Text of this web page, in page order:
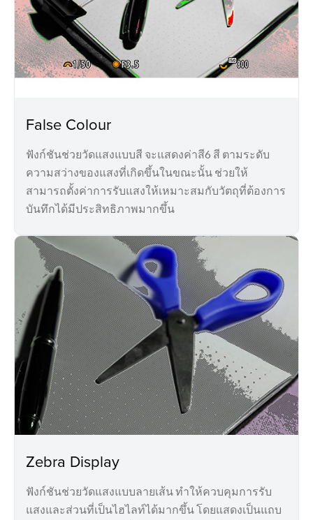
False Colour
ฟังก์ชันช่วยวัดแสงแบบสี จะแสดงค่าสี6 สี ตามระดับ
ความสว่างของแสงที่เกิดขึ้นในขณะนั้น ช่วยให้
สามารถตั้งค่าการรับแสงให้เหมาะสมกับวัตถุที่ต้องการ
บันทึกได้มีประสิทธิภาพมากขึ้น
Zebra Display
ฟังก์ชันช่วยวัดแสงแบบลายเส้น ทำให้ควบคุมการรับ
แสงและส่วนที่เป็นไฮไลท์ได้มากขึ้น โดยแสดงเป็นแถบ